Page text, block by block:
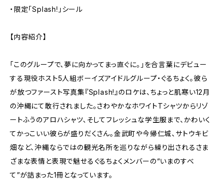
・限定「Splash!」シール
【内容紹介】
「このグループで、夢に向かってまっ直ぐに。」を合言葉にデビュー
する現役ホスト5人組ボーイズアイドルグループ・ぐるちょく。彼ら
が放つファースト写真集『Splash!』のロケは、ちょっと肌寒い12月
の沖縄にて敢行されました。さわやかなホワイトTシャツからリゾ
ートふうのアロハシャツ、そしてフレッシュな学生服まで、かわいく
てかっこいい彼らが盛りだくさん。金武町や今帰仁城、サトウキビ
畑など、沖縄ならではの観光名所を巡りながら繰り出されるさま
ざまな表情と表現で魅せるぐるちょくメンバーの“いまのすべ
て”が詰まった1冊となっています。